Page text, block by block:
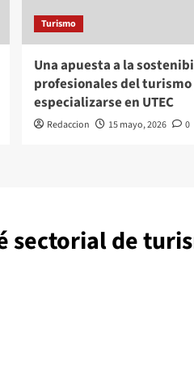
Turismo
Una apuesta a la
profesionales del
especializarse en UTEC
Redaccion 15 mayo, 2026 0
sectorial de